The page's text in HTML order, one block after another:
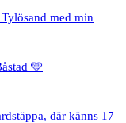
med min
🩵
där känns 17